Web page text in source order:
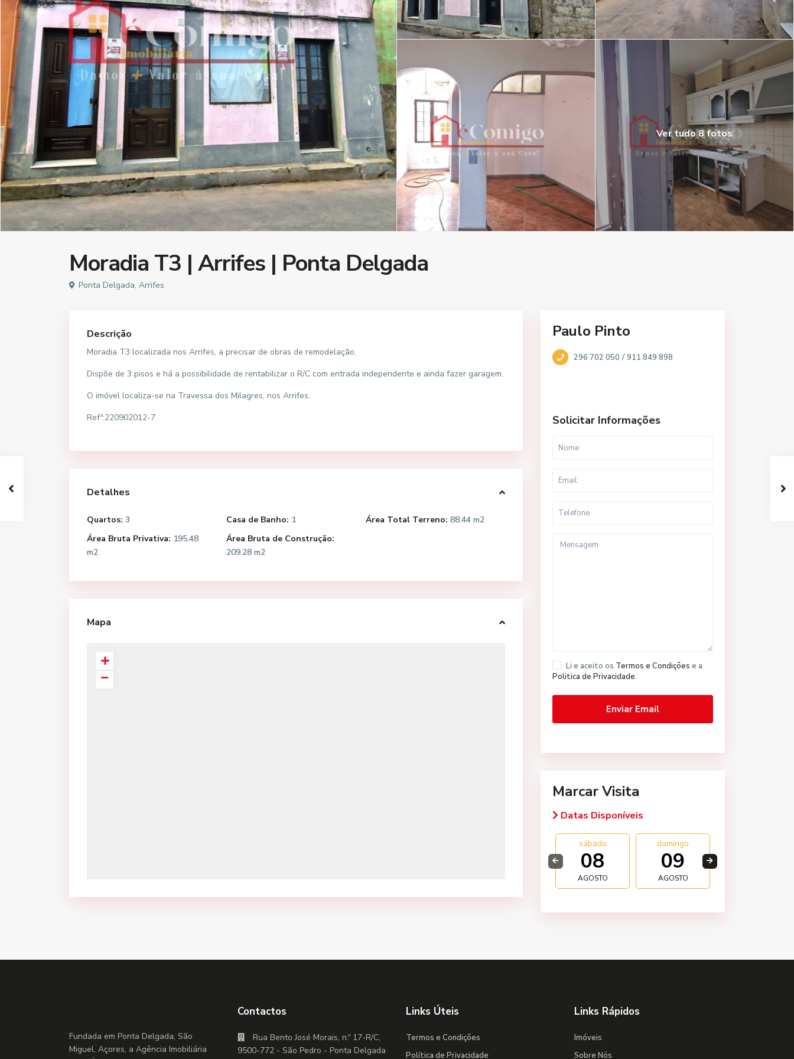
Ver tudo 8 fotos
Moradia T3 | Arrifes | Ponta Delgada
Ponta Delgada, Arrifes
Descrição
Moradia T3 localizada nos Arrifes, a precisar de obras de remodelação.
Dispõe de 3 pisos e há a possibilidade de rentabilizar o R/C com entrada independente e ainda fazer garagem.
O imóvel localiza-se na Travessa dos Milagres, nos Arrifes.
Refª:220902012-7
Detalhes
Quartos: 3 Casa de Banho: 1 Área Total Terreno: 88.44 m2
Área Bruta Privativa: 195.48
m2
Área Bruta de Construção:
209.28 m2
Mapa
Paulo Pinto
296 702 050 /911 849 898
Solicitar Informações
Li e aceito os Termos e Condições e a
Politica de Privacidade.
Marcar Visita
Datas Disponíveis
sábado
08
AGOSTO
domingo
09
AGOSTO
Fundada em Ponta Delgada, São
Miguel, Açores, a Agência Imobiliária
Contactos
Rua Bento José Morais, n.º 17-R/C,
9500-772 - São Pedro - Ponta Delgada
Links Úteis
Termos e Condições
Política de Privacidade
Links Rápidos
Imóveis
Sobre Nós